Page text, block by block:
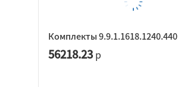
Комплекты 9.9.1.1618.1240.440
56218.23р